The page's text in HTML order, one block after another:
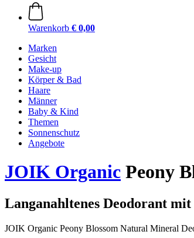
Warenkorb € 0,00
Marken
Gesicht
Make-up
Körper & Bad
Haare
Männer
Baby & Kind
Themen
Sonnenschutz
Angebote
JOIK Organic Peony
Langanahltenes Deodorant
JOIK Organic Peony Blossom Natural Mineral